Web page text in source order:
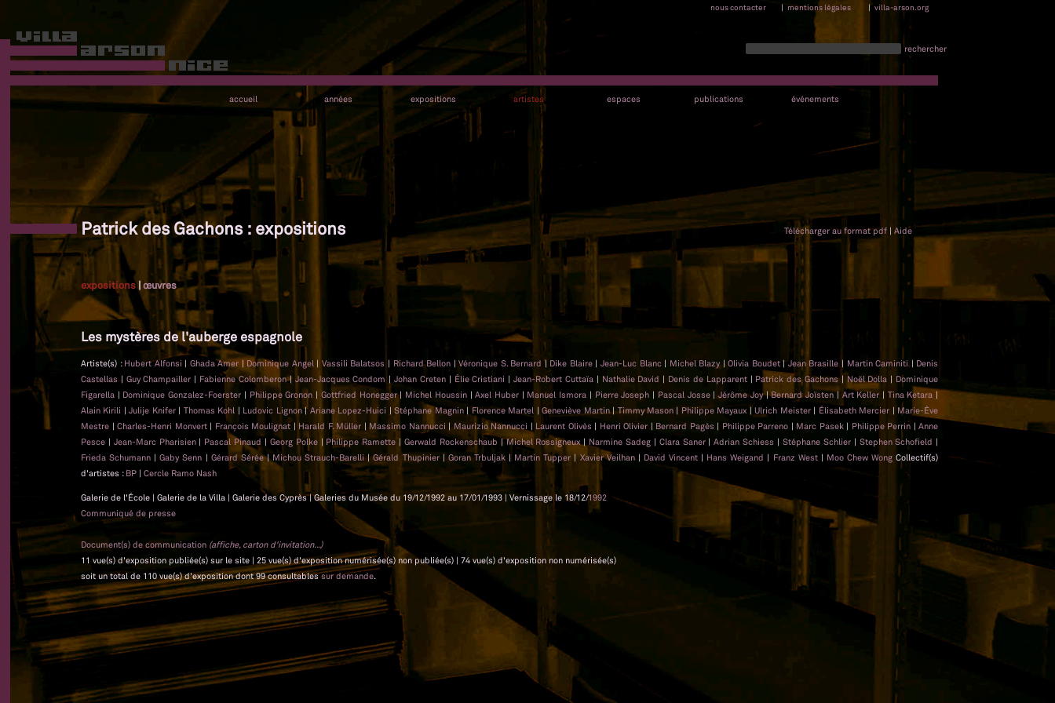
nous contacter | mentions légales | villa-arson.org
rechercher
accueil années expositions artistes espaces publications événements
Patrick des Gachons : expositions Télécharger au format pdf | Aide
expositions|œuvres
Les mystères de l'auberge espagnole
Artiste(s) : Hubert Alfonsi | Ghada Amer | Dominique Angel | Vassili Balatsos | Richard Bellon |Véronique S. Bernard| Dike Blaire | Jean-Luc Blanc | Michel Blazy |Olivia Boudet | Jean Brasille | Martin Caminiti| Denis
Castellas | Guy Champailler | Fabienne Colomberon| Jean-Jacques Condom |Johan Creten | Élie Cristiani |Jean-Robert Cuttaïa | Nathalie David | Denis de Lapparent | Patrick des Gachons | Noël Dolla | Dominique
Figarella | Dominique Gonzalez-Foerster | Philippe Gronon | Gottfried Honegger| Michel Houssin |Axel Huber | Manuel Ismora | Pierre Joseph | Pascal Josse |Jérôme Joy|Bernard Joïsten| Art Keller | Tina Ketara |
Alain Kirili |Julije Knifer | Thomas Kohl | Ludovic Lignon|Ariane Lopez-Huici |Stéphane Magnin | Florence Martel |Geneviève Martin|Timmy Mason | Philippe Mayaux |Ulrich Meister | Élisabeth Mercier | Marie-Ève
Mestre | Charles-Henri Monvert | François Moulignat | Harald F. Müller | Massimo Nannucci | Maurizio Nannucci | Laurent Olivès | Henri Olivier | Bernard Pagès | Philippe Parreno | Marc Pasek | Philippe Perrin | Anne
Pesce | Jean-Marc Pharisien | Pascal Pinaud | Georg Polke | Philippe Ramette|Gerwald Rockenschaub |Michel Rossigneux| Narmine Sadeg | Clara Saner |Adrian Schiess | Stéphane Schlier | Stephen Schofield |
Frieda Schumann |Gaby Senn | Gérard Sérée| Michou Strauch-Barelli|Gérald Thupinier |Goran Trbuljak | Martin Tupper|Xavier Veilhan | David Vincent | Hans Weigand | Franz West | Moo Chew WongCollectif(s)
d'artistes : BP | Cercle Ramo Nash
Galerie de l'École | Galerie de la Villa | Galerie des Cyprès | Galeries du Musée du 19/12/1992 au 17/01/1993 | Vernissage le 18/12/1992
Communiqué de presse
Document(s) de communication (affiche, carton d'invitation...)
11 vue(s) d'exposition publiée(s) sur le site | 25 vue(s) d'exposition numérisée(s) non publiée(s) | 74 vue(s) d'exposition non numérisée(s)
soit un total de 110 vue(s) d'exposition dont 99 consultablessur demande.